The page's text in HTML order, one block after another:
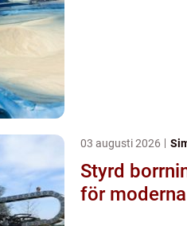
03 augusti 2026
Styrd borrning schaktfri
för